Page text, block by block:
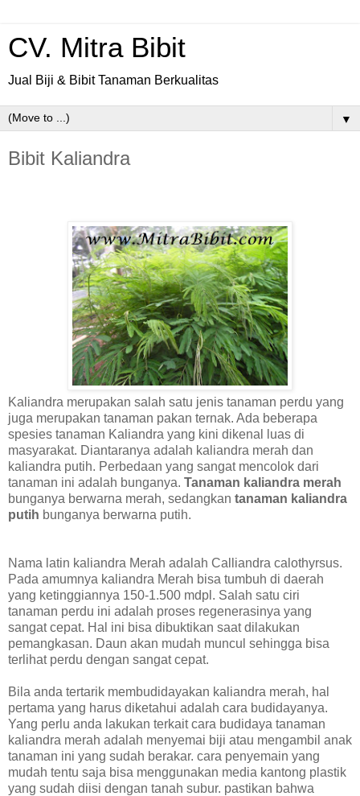
CV. Mitra Bibit
Jual Biji & Bibit Tanaman Berkualitas
▼
Bibit Kaliandra
Kaliandra merupakan salah satu jenis tanaman perdu yang
juga merupakan tanaman pakan ternak. Ada beberapa
spesies tanaman Kaliandra yang kini dikenal luas di
masyarakat. Diantaranya adalah kaliandra merah dan
kaliandra putih. Perbedaan yang sangat mencolok dari
tanaman ini adalah bunganya. Tanaman kaliandra merah
bunganya berwarna merah, sedangkan tanaman kaliandra
putih bunganya berwarna putih.
Nama latin kaliandra Merah adalah Calliandra calothyrsus.
Pada amumnya kaliandra Merah bisa tumbuh di daerah
yang ketinggiannya 150-1.500 mdpl. Salah satu ciri
tanaman perdu ini adalah proses regenerasinya yang
sangat cepat. Hal ini bisa dibuktikan saat dilakukan
pemangkasan. Daun akan mudah muncul sehingga bisa
terlihat perdu dengan sangat cepat.
Bila anda tertarik membudidayakan kaliandra merah, hal
pertama yang harus diketahui adalah cara budidayanya.
Yang perlu anda lakukan terkait cara budidaya tanaman
kaliandra merah adalah menyemai biji atau mengambil anak
tanaman ini yang sudah berakar. cara penyemain yang
mudah tentu saja bisa menggunakan media kantong plastik
yang sudah diisi dengan tanah subur. pastikan bahwa